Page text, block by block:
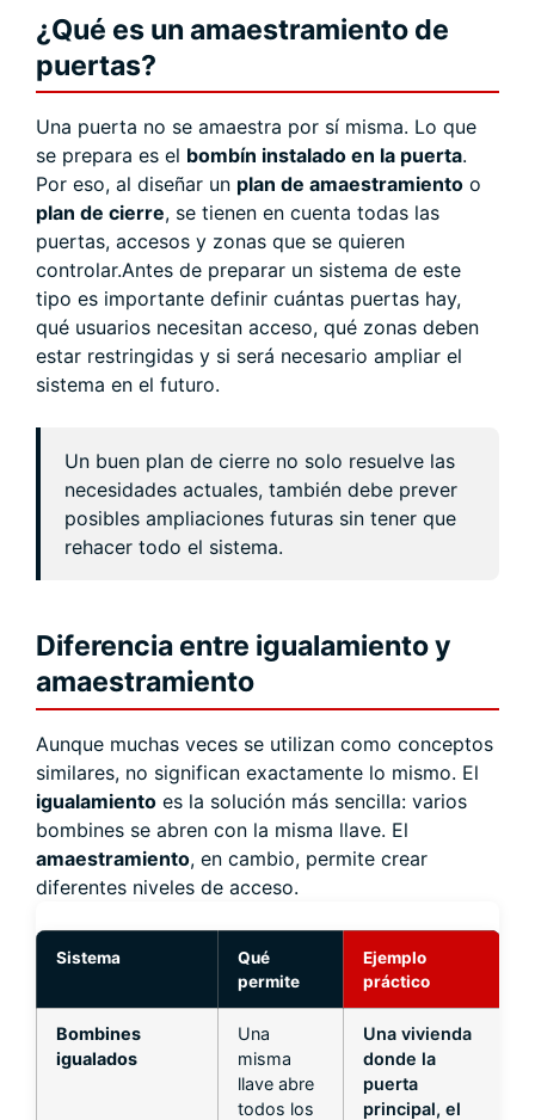
¿Qué es un amaestramiento de
puertas?
Una puerta no se amaestra por sí misma. Lo que
se prepara es el bombín instalado en la puerta.
Por eso, al diseñar un plan de amaestramiento o
plan de cierre, se tienen en cuenta todas las
puertas, accesos y zonas que se quieren
controlar.Antes de preparar un sistema de este
tipo es importante definir cuántas puertas hay,
qué usuarios necesitan acceso, qué zonas deben
estar restringidas y si será necesario ampliar el
sistema en el futuro.
Un buen plan de cierre no solo resuelve las
necesidades actuales, también debe prever
posibles ampliaciones futuras sin tener que
rehacer todo el sistema.
Diferencia entre igualamiento y
amaestramiento
Aunque muchas veces se utilizan como conceptos
similares, no significan exactamente lo mismo. El
igualamiento es la solución más sencilla: varios
bombines se abren con la misma llave. El
amaestramiento, en cambio, permite crear
diferentes niveles de acceso.
Sistema
Qué
permite
Ejemplo
práctico
Bombines
igualados
Una
misma
llave abre
todos los
Una vivienda
donde la
puerta
principal, el